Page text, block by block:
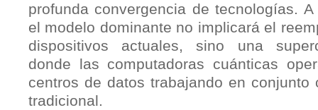
profunda convergencia de tecnologías.
el modelo dominante no implicará el
dispositivos actuales, sino una
donde las computadoras cuánticas
centros de datos trabajando en conjunto
tradicional.